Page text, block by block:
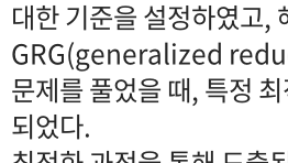
대한 기준을 설정하였고
GRG(generalized
문제를 풀었을 때, 특정
되었다.